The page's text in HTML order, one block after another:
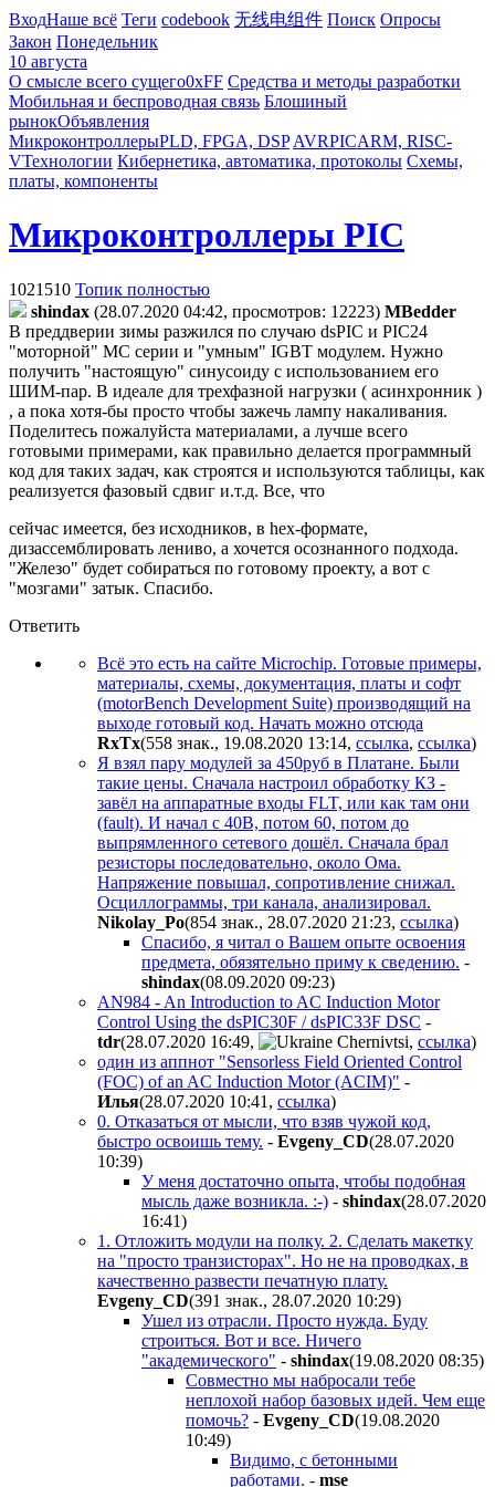
ВходНаше всё Теги codebook 无线电组件 Поиск Опросы
Закон Понедельник
10 августа
О смысле всего сущего0xFF Средства и методы разработки
Мобильная и беспроводная связь Блошиный
рынокОбъявления
МикроконтроллерыPLD, FPGA, DSP AVRPICARM, RISC-
VТехнологии Кибернетика, автоматика, протоколы Схемы,
платы, компоненты
Микроконтроллеры PIC
1021510 Топик полностью
shindax (28.07.2020 04:42, просмотров: 12223) MBedder
В преддверии зимы разжился по случаю dsPIC и PIC24
"моторной" MC серии и "умным" IGBT модулем. Нужно
получить "настоящую" синусоиду с использованием его
ШИМ-пар. В идеале для трехфазной нагрузки ( асинхронник )
, а пока хотя-бы просто чтобы зажечь лампу накаливания.
Поделитесь пожалуйста материалами, а лучше всего
готовыми примерами, как правильно делается программный
код для таких задач, как строятся и используются таблицы, как
реализуется фазовый сдвиг и.т.д. Все, что
сейчас имеется, без исходников, в hex-формате,
дизассемблировать лениво, а хочется осознанного подхода.
"Железо" будет собираться по готовому проекту, а вот с
"мозгами" затык. Спасибо.
Ответить
Всё это есть на сайте Microchip. Готовые примеры,
материалы, схемы, документация, платы и софт
(motorBench Development Suite) производящий на
выходе готовый код. Начать можно отсюда
RxTx(558 знак., 19.08.2020 13:14, ссылка, ссылка)
Я взял пару модулей за 450руб в Платане. Были
такие цены. Сначала настроил обработку КЗ -
завёл на аппаратные входы FLT, или как там они
(fault). И начал с 40В, потом 60, потом до
выпрямленного сетевого дошёл. Сначала брал
резисторы последовательно, около Ома.
Напряжение повышал, сопротивление снижал.
Осциллограммы, три канала, анализировал.
Nikolay_Po(854 знак., 28.07.2020 21:23, ссылка)
Спасибо, я читал о Вашем опыте освоения
предмета, обязятельно приму к сведению. -
shindax(08.09.2020 09:23)
AN984 - An Introduction to AC Induction Motor
Control Using the dsPIC30F / dsPIC33F DSC -
tdr(28.07.2020 16:49, , ссылка)
один из аппнот "Sensorless Field Oriented Control
(FOC) of an AC Induction Motor (ACIM)" -
Илья(28.07.2020 10:41 , ссылка)
0. Отказаться от мысли, что взяв чужой код,
быстро освоишь тему. - Evgeny_CD(28.07.2020
10:39)
У меня достаточно опыта, чтобы подобная
мысль даже возникла. :-) - shindax(28.07.2020
16:41)
1. Отложить модули на полку. 2. Сделать макетку
на "просто транзисторах". Но не на проводках, в
качественно развести печатную плату.
Evgeny_CD(391 знак., 28.07.2020 10:29)
Ушел из отрасли. Просто нужда. Буду
строиться. Вот и все. Ничего
"академического" - shindax(19.08.2020 08:35)
Совместно мы набросали тебе
неплохой набор базовых идей. Чем еще
помочь? - Evgeny_CD(19.08.2020
10:49)
Видимо, с бетонными
работами. - mse